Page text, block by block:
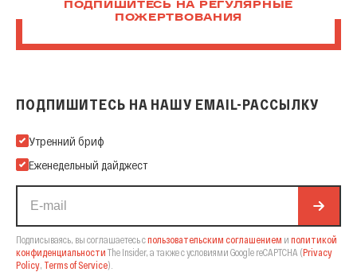
ПОДПИШИТЕСЬ НА РЕГУЛЯРНЫЕ
ПОЖЕРТВОВАНИЯ
ПОДПИШИТЕСЬ НА НАШУ EMAIL-РАССЫЛКУ
Подпишитесь на нашу Email-рассылку
Утренний бриф
Еженедельный дайджест
Подписываясь, вы соглашаетесь спользовательским соглашением и политикой
конфиденциальности The Insider, а также с условиями Google reCAPTCHA (Privacy
Policy, Terms of Service).